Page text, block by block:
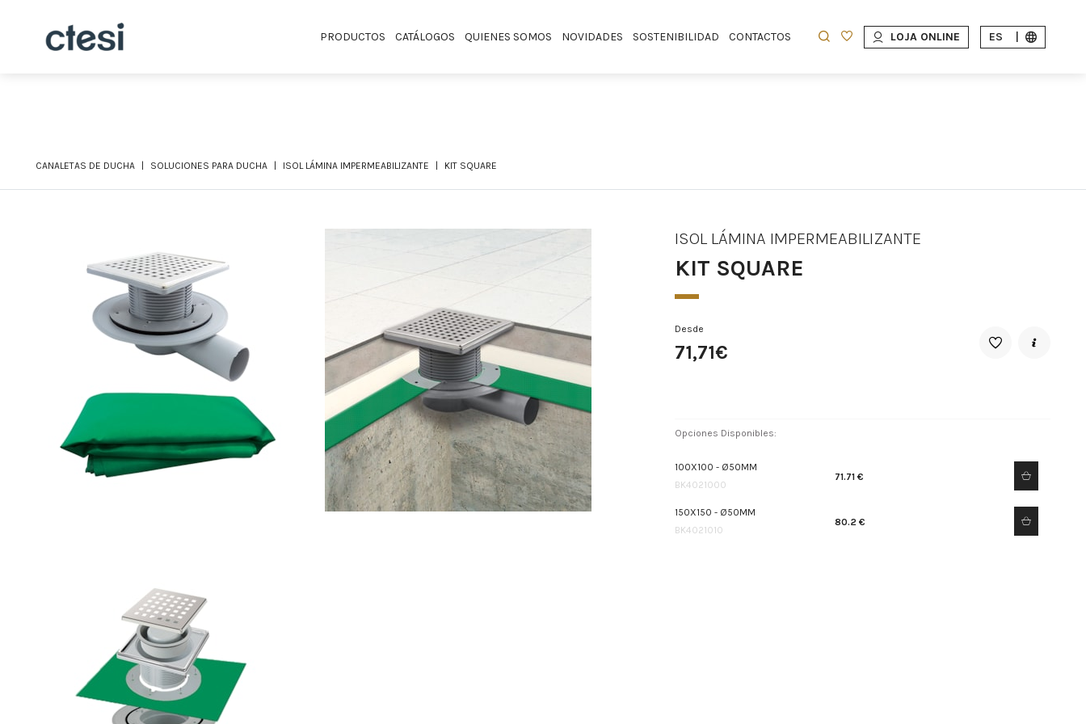
PRODUCTOS CATÁLOGOS QUIENES SOMOS NOVIDADES SOSTENIBILIDAD CONTACTOS LOJA ONLINE ES
CANALETAS DE DUCHA SOLUCIONES PARA DUCHA ISOL LÁMINA IMPERMEABILIZANTE KIT SQUARE
ISOL LÁMINA IMPERMEABILIZANTE
KIT SQUARE
Desde
71,71€
Opciones Disponibles:
100X100 - Ø50MM
BK4021000
71.71 €
150X150 - Ø50MM
BK4021010
80.2 €